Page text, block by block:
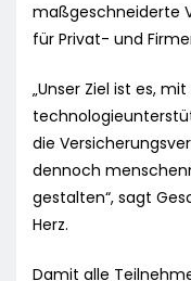
maßgeschneiderte
für Privat- und
„Unser Ziel ist es,
die
dennoch
gestalten“, sagt
Herz.
Damit alle